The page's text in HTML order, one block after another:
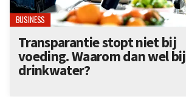
BUSINESS
Transparantie stopt niet bij
voeding. Waarom dan wel bij
drinkwater?